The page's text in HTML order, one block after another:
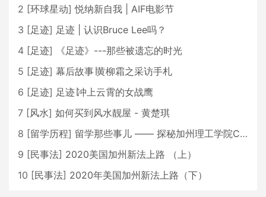
2 [环球星动] 悦纳新自我 | AIF电影节
3 [足迹] 足迹 | 认识Bruce Lee吗？
4 [足迹]
《足迹》---那些被遗忘的时光
5 [足迹] 幕后故事∣黄柳霜之采访手札
6 [足迹] 足迹∣冲上云霄的女战鹰
7 [风水] 如何买到风水靓屋 - 黄楚琪
8 [留学历程] 留学那些事儿 —— 探秘加州理工学院Caltech博士生活 [上集]
9 [民事法] 2020美国加州新法上路 （上）
10 [民事法] 2020年美国加州新法上路（下）